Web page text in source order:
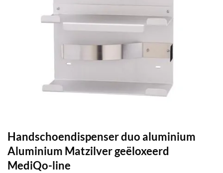
Handschoendispenser duo aluminium
Aluminium Matzilver geëloxeerd
MediQo-line